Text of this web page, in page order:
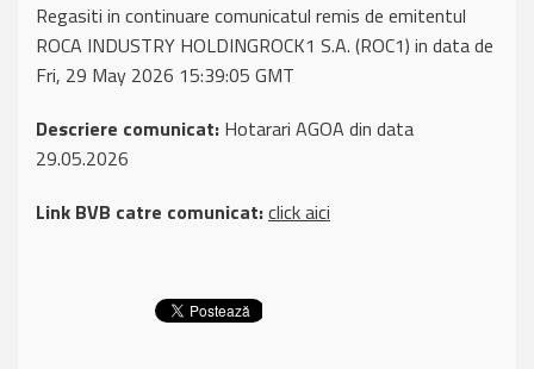
Regasiti in continuare comunicatul remis de emitentul
ROCA INDUSTRY HOLDINGROCK1 S.A. (ROC1) in data de
Fri, 29 May 2026 15:39:05 GMT
Descriere comunicat: Hotarari AGOA din data
29.05.2026
Link BVB catre comunicat:click aici